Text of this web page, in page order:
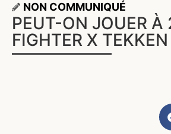
NON COMMUNIQUÉ
PEUT-ON JOUER À
FIGHTER X